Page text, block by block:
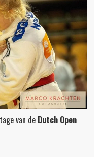
van de Dutch Open